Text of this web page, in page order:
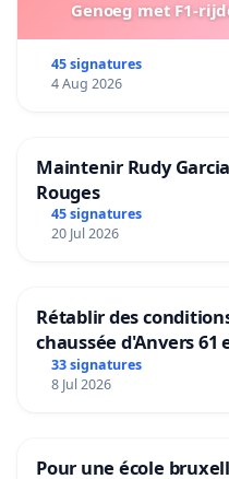
Genoeg met F1-
45 signatures
4 Aug 2026
Maintenir Rudy
Rouges
45 signatures
20 Jul 2026
Rétablir des
chaussée d'Anvers 61
33 signatures
8 Jul 2026
Pour une école